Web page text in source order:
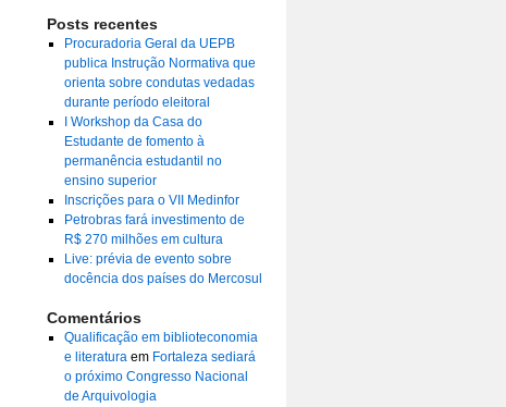
Posts recentes
Procuradoria Geral da UEPB
publica Instrução Normativa que
orienta sobre condutas vedadas
durante período eleitoral
I Workshop da Casa do
Estudante de fomento à
permanência estudantil no
ensino superior
Inscrições para o VII Medinfor
Petrobras fará investimento de
R$ 270 milhões em cultura
Live: prévia de evento sobre
docência dos países do Mercosul
Comentários
Qualificação em biblioteconomia
e literaturaem Fortaleza sediará
o próximo Congresso Nacional
de Arquivologia